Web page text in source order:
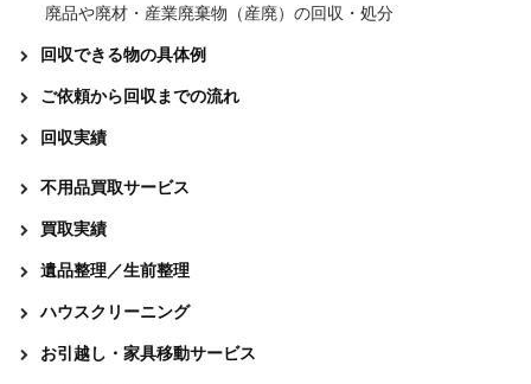
廃品や廃材・産業廃棄物（産廃）の回収・処分
回収できる物の具体例
ご依頼から回収までの流れ
回収実績
不用品買取サービス
買取実績
遺品整理／生前整理
ハウスクリーニング
お引越し・家具移動サービス